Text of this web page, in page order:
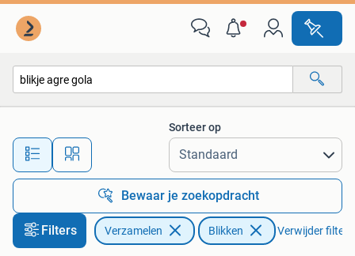
Alle afstanden…
Sorteer op
Bewaar je zoekopdracht
Filters Verzamelen Blikken Verwijder filters